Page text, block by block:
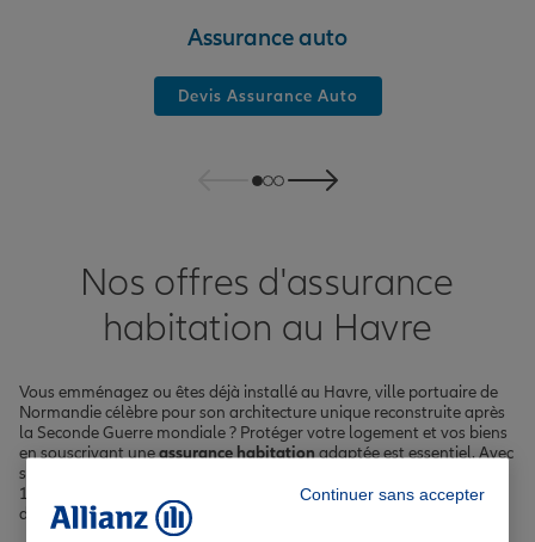
Assurance auto
Devis Assurance Auto
Nos offres d'assurance
habitation au Havre
Vous emménagez ou êtes déjà installé au Havre, ville portuaire de
Normandie célèbre pour son architecture unique reconstruite après
la Seconde Guerre mondiale ? Protéger votre logement et vos biens
en souscrivant uneassurance habitationadaptée est essentiel. Avec
ses monuments emblématiques comme l'église Saint-Joseph et ses
170 000 habitants, Le Havre bénéficie d'un climat océanique et
d'une géographie singulière entre mer et falaises.
Continuer sans accepter